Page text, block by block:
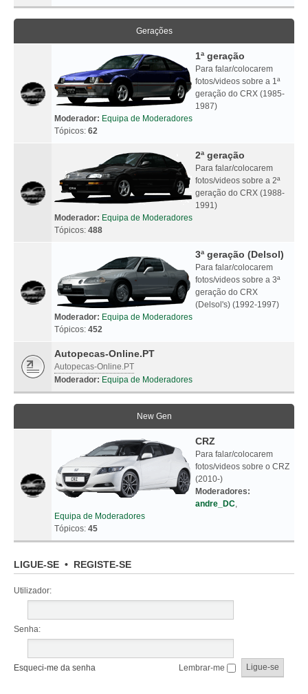
Gerações
1ª geração
Para falar/colocarem
fotos/videos sobre a 1ª
geração do CRX (1985-
1987)
Moderador: Equipa de Moderadores
Tópicos: 62
2ª geração
Para falar/colocarem
fotos/videos sobre a 2ª
geração do CRX (1988-
1991)
Moderador: Equipa de Moderadores
Tópicos: 488
3ª geração (Delsol)
Para falar/colocarem
fotos/videos sobre a 3ª
geração do CRX
(Delsol's) (1992-1997)
Moderador: Equipa de Moderadores
Tópicos: 452
Autopecas-Online.PT
Autopecas-Online.PT
Moderador: Equipa de Moderadores
New Gen
CRZ
Para falar/colocarem
fotos/videos sobre o CRZ
(2010-)
Moderadores:
andre_DC,
Equipa de Moderadores
Tópicos: 45
LIGUE-SE • REGISTE-SE
Utilizador:
Senha:
Esqueci-me da senha Lembrar-me